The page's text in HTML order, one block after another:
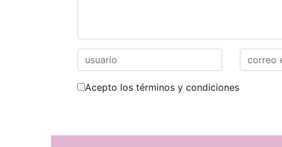
Acepto los términos y condiciones